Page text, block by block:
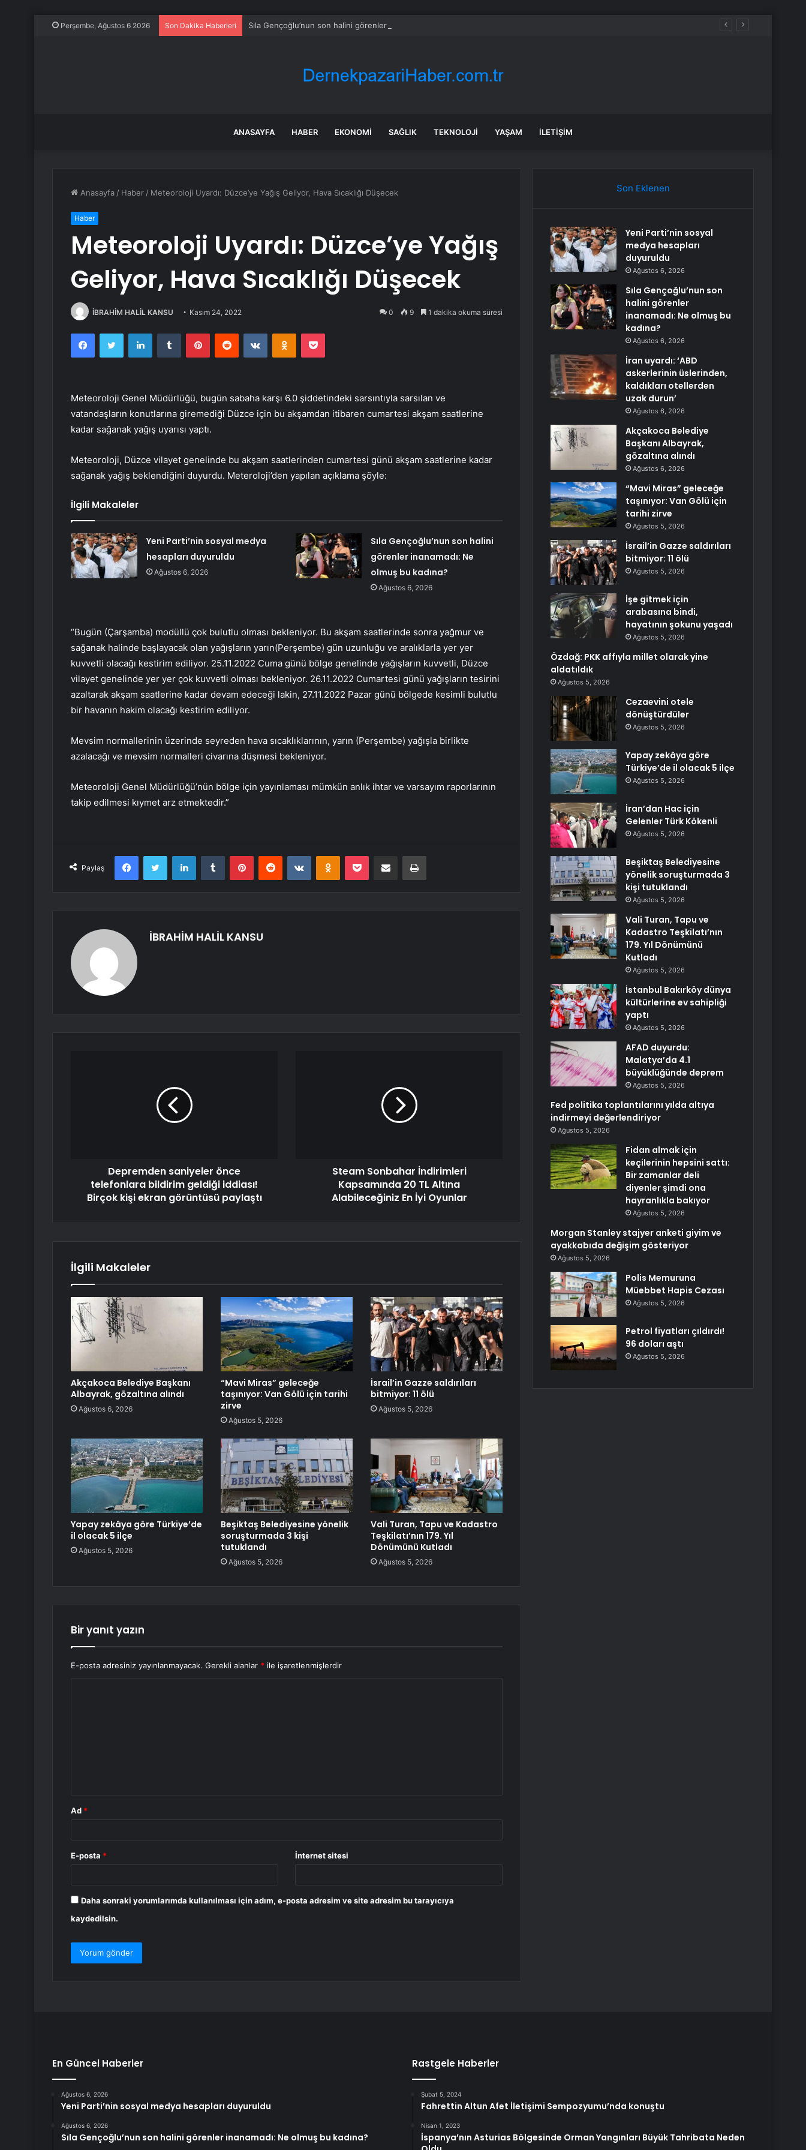
Perşembe, Ağustos 6 2026 Son Dakika Haberleri Sıla Gençoğlu’nun son halini görenler inanamadı: Ne olmuş bu kadına?
ANASAYFA HABER EKONOMI SAĞLIK TEKNOLOJI YAŞAM İLETIŞIM
Anasayfa / Haber / Meteoroloji Uyardı: Düzce’ye Yağış Geliyor, Hava Sıcaklığı Düşecek
Haber
Meteoroloji Uyardı: Düzce’ye Yağış
Geliyor, Hava Sıcaklığı Düşecek
İBRAHİM HALİL KANSU Kasım 24, 2022 0 9 1 dakika okuma süresi
FacebookTwitter LinkedInTumblr PinterestReddit VKontakteOdnoklassniki
Pocket
Meteoroloji Genel Müdürlüğü, bugün sabaha karşı 6.0 şiddetindeki sarsıntıyla sarsılan ve
vatandaşların konutlarına giremediği Düzce için bu akşamdan itibaren cumartesi akşam saatlerine
kadar sağanak yağış uyarısı yaptı.
Meteoroloji, Düzce vilayet genelinde bu akşam saatlerinden cumartesi günü akşam saatlerine kadar
sağanak yağış beklendiğini duyurdu. Meteroloji’den yapılan açıklama şöyle:
İlgili Makaleler
Yeni Parti’nin sosyal medya
hesapları duyuruldu
Ağustos 6, 2026
Sıla Gençoğlu’nun son halini
görenler inanamadı: Ne
olmuş bu kadına?
Ağustos 6, 2026
“Bugün (Çarşamba) modüllü çok bulutlu olması bekleniyor. Bu akşam saatlerinde sonra yağmur ve
sağanak halinde başlayacak olan yağışların yarın(Perşembe) gün uzunluğu ve aralıklarla yer yer
kuvvetli olacağı kestirim ediliyor. 25.11.2022 Cuma günü bölge genelinde yağışların kuvvetli, Düzce
vilayet genelinde yer yer çok kuvvetli olması bekleniyor. 26.11.2022 Cumartesi günü yağışların tesirini
azaltarak akşam saatlerine kadar devam edeceği lakin, 27.11.2022 Pazar günü bölgede kesimli bulutlu
bir havanın hakim olacağı kestirim ediliyor.
Mevsim normallerinin üzerinde seyreden hava sıcaklıklarının, yarın (Perşembe) yağışla birlikte
azalacağı ve mevsim normalleri civarına düşmesi bekleniyor.
Meteoroloji Genel Müdürlüğü’nün bölge için yayınlaması mümkün anlık ihtar ve varsayım raporlarının
takip edilmesi kıymet arz etmektedir.”
Paylaş
FacebookTwitter LinkedInTumblr PinterestReddit VKontakteOdnoklassniki
Pocket E-Posta ile paylaş Yazdır
İBRAHİM HALİL KANSU
Depremden saniyeler önce
telefonlara bildirim geldiği iddiası!
Birçok kişi ekran görüntüsü paylaştı
Steam Sonbahar İndirimleri
Kapsamında 20 TL Altına
Alabileceğiniz En İyi Oyunlar
İlgili Makaleler
Akçakoca Belediye Başkanı
Albayrak, gözaltına alındı
Ağustos 6, 2026
“Mavi Miras” geleceğe
taşınıyor: Van Gölü için tarihi
zirve
Ağustos 5, 2026
İsrail’in Gazze saldırıları
bitmiyor: 11 ölü
Ağustos 5, 2026
Yapay zekâya göre Türkiye’de
il olacak 5 ilçe
Ağustos 5, 2026
Beşiktaş Belediyesine yönelik
soruşturmada 3 kişi
tutuklandı
Ağustos 5, 2026
Vali Turan, Tapu ve Kadastro
Teşkilatı’nın 179. Yıl
Dönümünü Kutladı
Ağustos 5, 2026
Bir yanıt yazın
E-posta adresiniz yayınlanmayacak. Gerekli alanlar * ile işaretlenmişlerdir
Ad *
E-posta * İnternet sitesi
Daha sonraki yorumlarımda kullanılması için adım, e-posta adresim ve site adresim bu tarayıcıya
kaydedilsin.
Son Eklenen
Yeni Parti’nin sosyal
medya hesapları
duyuruldu
Ağustos 6, 2026
Sıla Gençoğlu’nun son
halini görenler
inanamadı: Ne olmuş bu
kadına?
Ağustos 6, 2026
İran uyardı: ‘ABD
askerlerinin üslerinden,
kaldıkları otellerden
uzak durun’
Ağustos 6, 2026
Akçakoca Belediye
Başkanı Albayrak,
gözaltına alındı
Ağustos 6, 2026
“Mavi Miras” geleceğe
taşınıyor: Van Gölü için
tarihi zirve
Ağustos 5, 2026
İsrail’in Gazze saldırıları
bitmiyor: 11 ölü
Ağustos 5, 2026
İşe gitmek için
arabasına bindi,
hayatının şokunu yaşadı
Ağustos 5, 2026
Özdağ: PKK affıyla millet olarak yine
aldatıldık
Ağustos 5, 2026
Cezaevini otele
dönüştürdüler
Ağustos 5, 2026
Yapay zekâya göre
Türkiye’de il olacak 5 ilçe
Ağustos 5, 2026
İran’dan Hac için
Gelenler Türk Kökenli
Ağustos 5, 2026
Beşiktaş Belediyesine
yönelik soruşturmada 3
kişi tutuklandı
Ağustos 5, 2026
Vali Turan, Tapu ve
Kadastro Teşkilatı’nın
179. Yıl Dönümünü
Kutladı
Ağustos 5, 2026
İstanbul Bakırköy dünya
kültürlerine ev sahipliği
yaptı
Ağustos 5, 2026
AFAD duyurdu:
Malatya’da 4.1
büyüklüğünde deprem
Ağustos 5, 2026
Fed politika toplantılarını yılda altıya
indirmeyi değerlendiriyor
Ağustos 5, 2026
Fidan almak için
keçilerinin hepsini sattı:
Bir zamanlar deli
diyenler şimdi ona
hayranlıkla bakıyor
Ağustos 5, 2026
Morgan Stanley stajyer anketi giyim ve
ayakkabıda değişim gösteriyor
Ağustos 5, 2026
Polis Memuruna
Müebbet Hapis Cezası
Ağustos 5, 2026
Petrol fiyatları çıldırdı!
96 doları aştı
Ağustos 5, 2026
En Güncel Haberler
Ağustos 6, 2026
Yeni Parti’nin sosyal medya hesapları duyuruldu
Ağustos 6, 2026
Sıla Gençoğlu’nun son halini görenler inanamadı: Ne olmuş bu kadına?
Rastgele Haberler
Şubat 5, 2024
Fahrettin Altun Afet İletişimi Sempozyumu’nda konuştu
Nisan 1, 2023
İspanya’nın Asturias Bölgesinde Orman Yangınları Büyük Tahribata Neden